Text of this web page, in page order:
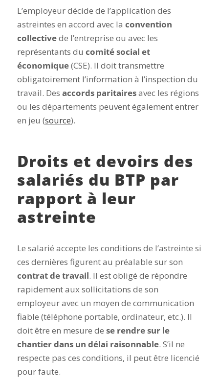
L’employeur décide de l’application des
astreintes en accord avec la convention
collectivede l’entreprise ou avec les
représentants du comité social et
économique(CSE). Il doit transmettre
obligatoirement l’information à l’inspection du
travail. Des accords paritairesavec les régions
ou les départements peuvent également entrer
en jeu (source).
Droits et devoirs des
salariés du BTP par
rapport à leur
astreinte
Le salarié accepte les conditions de l’astreinte si
ces dernières figurent au préalable sur son
contrat de travail. Il est obligé de répondre
rapidement aux sollicitations de son
employeur avec un moyen de communication
fiable (téléphone portable, ordinateur, etc.). Il
doit être en mesure de se rendre sur le
chantier dans un délai raisonnable. S’il ne
respecte pas ces conditions, il peut être licencié
pour faute.